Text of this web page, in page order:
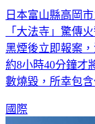
日本富山縣高岡
「大法寺」驚傳
黑煙後立即報案
約8小時40分鐘才
數燒毀，所幸包
國際